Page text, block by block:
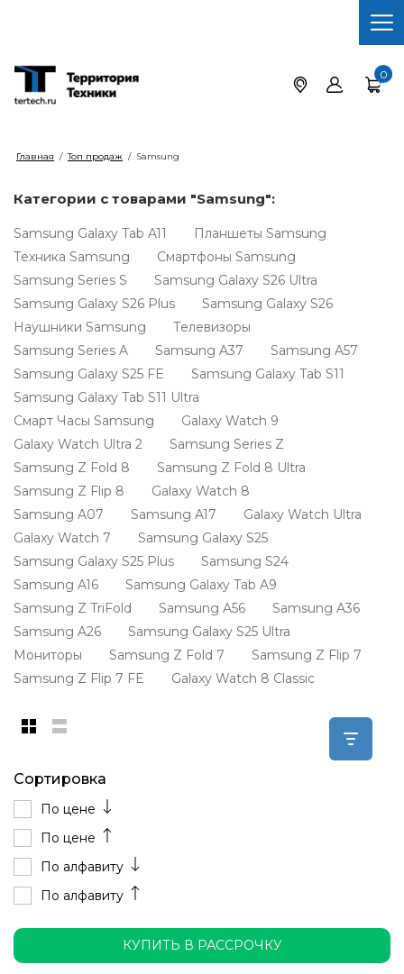
0
Главная / Топ продаж / Samsung
Категории с товарами "Samsung":
Samsung Galaxy Tab A11
Планшеты Samsung
Техника Samsung
Смартфоны Samsung
Samsung Series S
Samsung Galaxy S26 Ultra
Samsung Galaxy S26 Plus
Samsung Galaxy S26
Наушники Samsung
Телевизоры
Samsung Series A
Samsung A37
Samsung A57
Samsung Galaxy S25 FE
Samsung Galaxy Tab S11
Samsung Galaxy Tab S11 Ultra
Смарт Часы Samsung
Galaxy Watch 9
Galaxy Watch Ultra 2
Samsung Series Z
Samsung Z Fold 8
Samsung Z Fold 8 Ultra
Samsung Z Flip 8
Galaxy Watch 8
Samsung A07
Samsung A17
Galaxy Watch Ultra
Galaxy Watch 7
Samsung Galaxy S25
Samsung Galaxy S25 Plus
Samsung S24
Samsung A16
Samsung Galaxy Tab A9
Samsung Z TriFold
Samsung A56
Samsung A36
Samsung A26
Samsung Galaxy S25 Ultra
Мониторы
Samsung Z Fold 7
Samsung Z Flip 7
Samsung Z Flip 7 FE
Galaxy Watch 8 Classic
Сортировка
По цене
По цене
По алфавиту
По алфавиту
КУПИТЬ В РАССРОЧКУ